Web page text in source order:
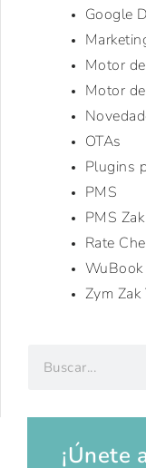
Google
Motor
Motor
OTAs
Plugins
PMS
PMS Zak
Rate
Zym Zak
¡Únete